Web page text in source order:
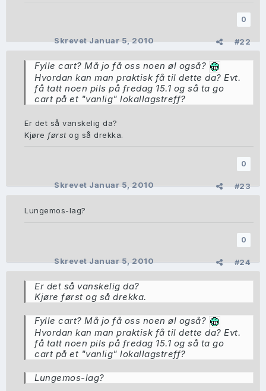
0
#22
SkrevetJanuar 5, 2010
Fylle cart? Må jo få oss noen øl også?
Hvordan kan man praktisk få til dette da? Evt.
få tatt noen pils på fredag 15.1 og så ta go
cart på et "vanlig" lokallagstreff?
Er det så vanskelig da?
Kjøre førstog så drekka.
0
#23
SkrevetJanuar 5, 2010
Lungemos-lag?
0
#24
SkrevetJanuar 5, 2010
Er det så vanskelig da?
Kjøre først og så drekka.
Fylle cart? Må jo få oss noen øl også?
Hvordan kan man praktisk få til dette da? Evt.
få tatt noen pils på fredag 15.1 og så ta go
cart på et "vanlig" lokallagstreff?
Lungemos-lag?